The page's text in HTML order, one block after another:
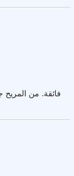
فائقة. من المريح